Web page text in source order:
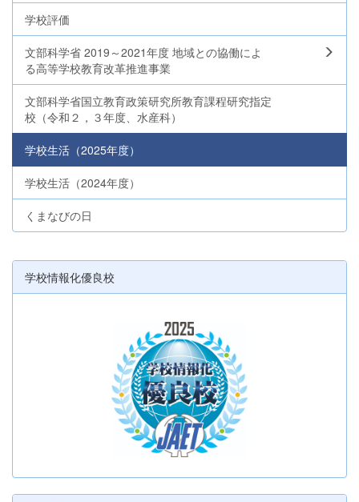
学校評価
文部科学省 2019～2021年度 地域との協働によ
る高等学校教育改革推進事業
文部科学省国立教育政策研究所教育課程研究指定
校（令和２，３年度、水産科）
学校生活（2025年度）
学校生活（2024年度）
くまなびの日
学校情報化優良校